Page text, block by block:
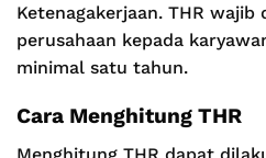
Ketenagakerjaan. THR wajib
perusahaan kepada
minimal satu tahun.
Cara Menghitung THR